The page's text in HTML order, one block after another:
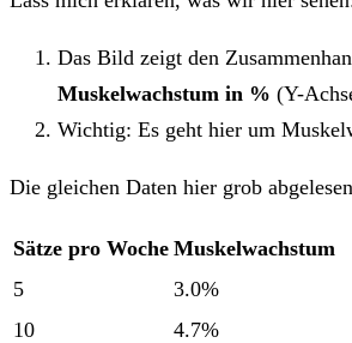
Das Bild zeigt den
Muskelwachstum in % (Y-
Wichtig: Es geht hier um
Die gleichen Daten hier grob
Sätze pro Woche Muskelwachstum
5
3.0%
10
4.7%